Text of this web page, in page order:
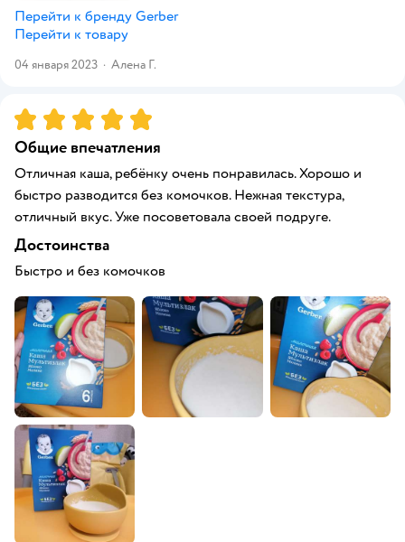
Перейти к бренду Gerber
Перейти к товару
04 января 2023 · Алена Г.
Рейтинг:5
Общие впечатления
Отличная каша, ребёнку очень понравилась. Хорошо и
быстро разводится без комочков. Нежная текстура,
отличный вкус. Уже посоветовала своей подруге.
Достоинства
Быстро и без комочков